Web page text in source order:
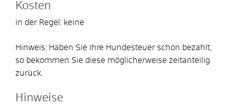
Kosten
in der Regel: keine
Hinweis: Haben Sie Ihre Hundesteuer schon bezahlt,
so bekommen Sie diese möglicherweise zeitanteilig
zurück.
Hinweise